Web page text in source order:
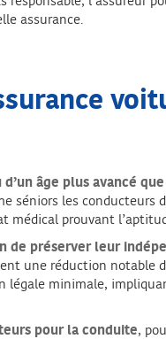
assurance.
âge plus avancé
séniors les conducteurs
médical prouvant
de préserver leur
une réduction notable
légale minimale,
pour la conduite,